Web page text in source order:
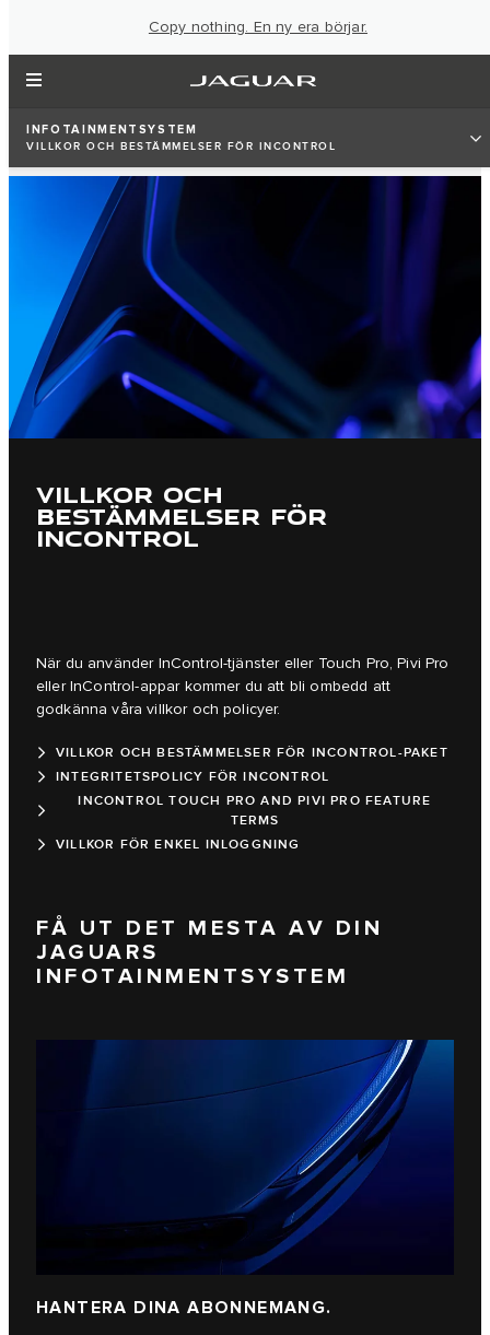
Copy nothing. En ny era börjar.
INFOTAINMENTSYSTEM
VILLKOR OCH BESTÄMMELSER FÖR INCONTROL
VILLKOR OCH
BESTÄMMELSER FÖR
INCONTROL
När du använder InControl-tjänster eller Touch Pro, Pivi Pro
eller InControl-appar kommer du att bli ombedd att
godkänna våra villkor och policyer.
VILLKOR OCH BESTÄMMELSER FÖR INCONTROL-PAKET
INTEGRITETSPOLICY FÖR INCONTROL
INCONTROL TOUCH PRO AND PIVI PRO FEATURE
TERMS
VILLKOR FÖR ENKEL INLOGGNING
FÅ UT DET MESTA AV DIN
JAGUARS
INFOTAINMENTSYSTEM
HANTERA DINA ABONNEMANG.